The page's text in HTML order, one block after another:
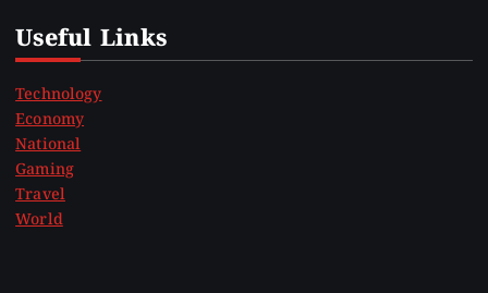
Useful Links
Technology
Economy
National
Gaming
Travel
World